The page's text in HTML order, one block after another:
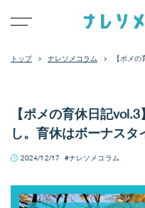
ナレソメコラム
【ポメ
【ポメの育休日記
し。育休はボーナスタ
2024/12/17 ナレソメコラム